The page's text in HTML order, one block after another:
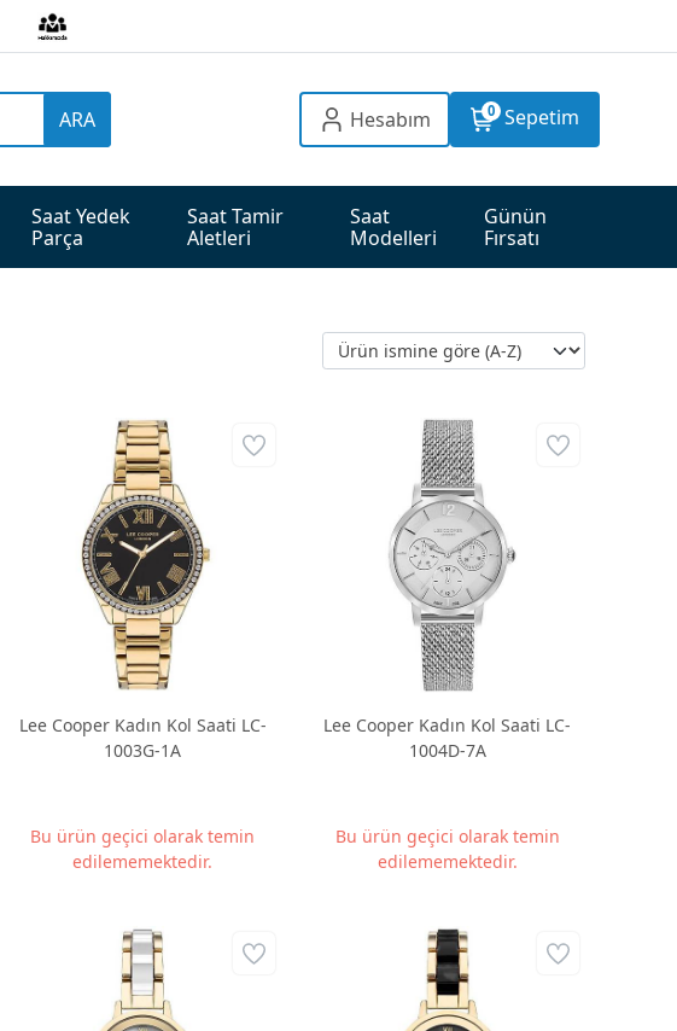
ARA Hesabım 0 Sepetim
Saat Yedek
Parça
Saat Tamir
Aletleri
Saat
Modelleri
Günün
Fırsatı
Lee Cooper Kadın Kol Saati LC-
1003G-1A
Bu ürün geçici olarak temin
edilememektedir.
Lee Cooper Kadın Kol Saati LC-
1004D-7A
Bu ürün geçici olarak temin
edilememektedir.